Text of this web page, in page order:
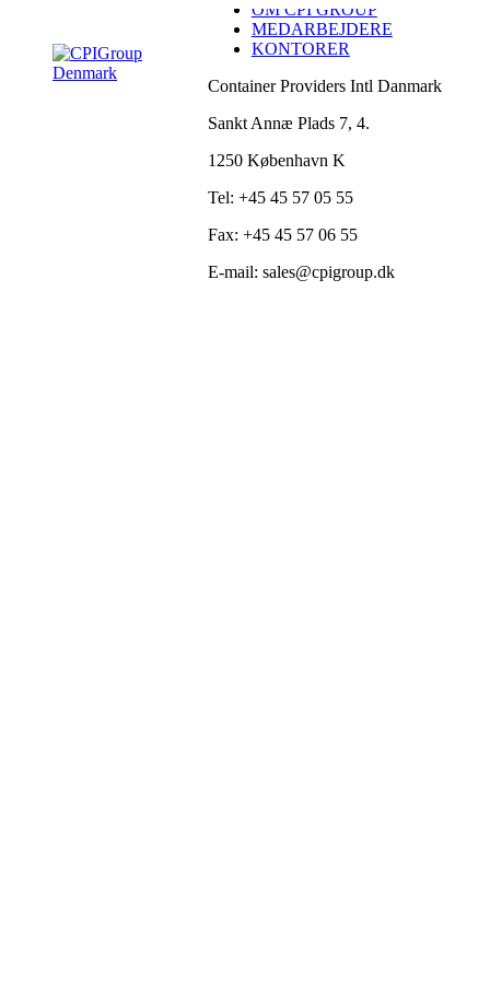
content
OM CPI GROUP
MEDARBEJDERE
KONTORER
Container Providers Intl Danmark
Sankt Annæ Plads 7, 4.
1250 København K
Tel: +45 45 57 05 55
Fax: +45 45 57 06 55
E-mail: sales@cpigroup.dk